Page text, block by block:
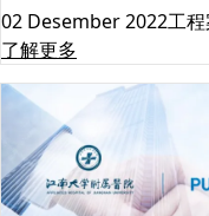
02 Desember 2022工
了解更多